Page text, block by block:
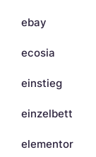
ebay
ecosia
einstieg
einzelbett
elementor